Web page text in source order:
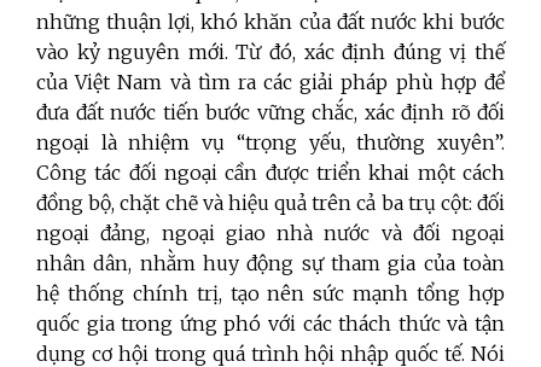
những thuận lợi, khó khăn của đất nước khi bước
vào kỷ nguyên mới. Từ đó, xác định đúng vị thế
của Việt Nam và tìm ra các giải pháp phù hợp để
đưa đất nước tiến bước vững chắc, xác định rõ đối
ngoại là nhiệm vụ “trọng yếu, thường xuyên”.
Công tác đối ngoại cần được triển khai một cách
đồng bộ, chặt chẽ và hiệu quả trên cả ba trụ cột: đối
ngoại đảng, ngoại giao nhà nước và đối ngoại
nhân dân, nhằm huy động sự tham gia của toàn
hệ thống chính trị, tạo nên sức mạnh tổng hợp
quốc gia trong ứng phó với các thách thức và tận
dụng cơ hội trong quá trình hội nhập quốc tế. Nói